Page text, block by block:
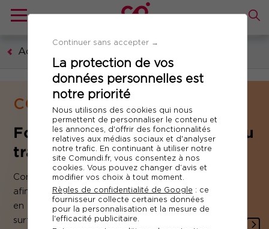
Continuer sans accepter →
La protection de vos
données personnelles est
notre priorité
Nous utilisons des cookies qui nous
permettent de personnaliser le contenu et
les annonces, d'offrir des fonctionnalités
relatives aux médias sociaux et d'analyser
notre trafic. En continuant à utiliser notre
site Comundi.fr, vous consentez à nos
cookies. Vous pouvez changer d’avis et
modifier vos choix à tout moment.
Règles de confidentialité de Google : ce
fournisseur collecte certaines données
pour la personnalisation et la mesure de
l'efficacité publicitaire.
Accueil
COMPÉTENCES MÉTIERS
Formation Santé et sécurité au
travail
Comundi vous propose des formations pratiques
afin de maîtriser vos obligations et responsabilités
en matière de santé et sécurité au travail mais
surtout vous accompagner dans vos dispositifs de